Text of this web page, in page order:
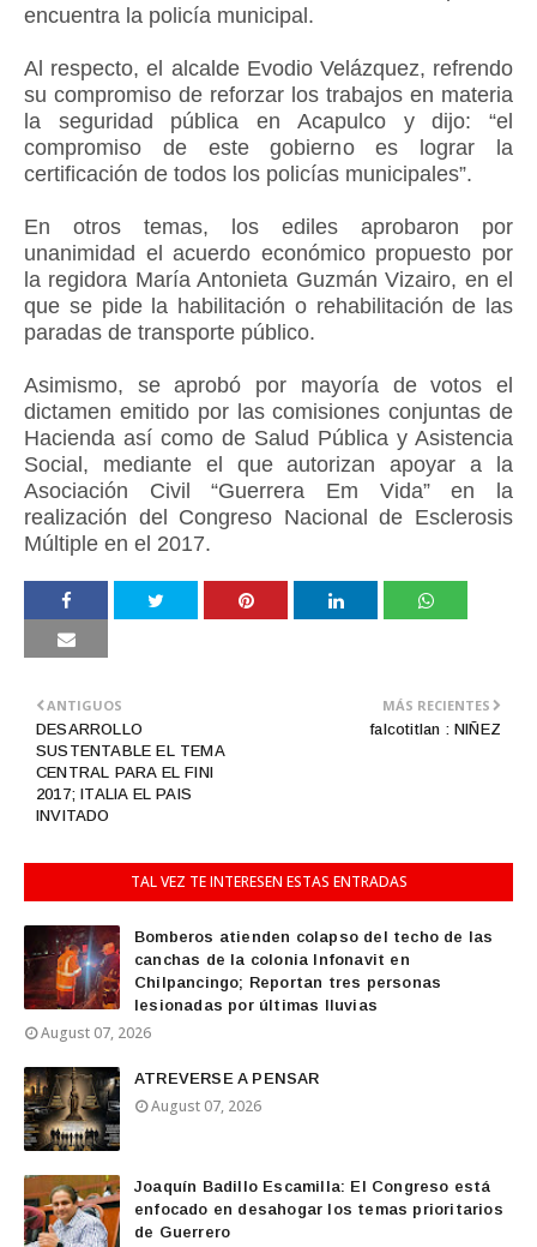
encuentra la policía municipal.
Al respecto, el alcalde Evodio Velázquez, refrendo
su compromiso de reforzar los trabajos en materia
la seguridad pública en Acapulco y dijo: “el
compromiso de este gobierno es lograr la
certificación de todos los policías municipales”.
En otros temas, los ediles aprobaron por
unanimidad el acuerdo económico propuesto por
la regidora María Antonieta Guzmán Vizairo, en el
que se pide la habilitación o rehabilitación de las
paradas de transporte público.
Asimismo, se aprobó por mayoría de votos el
dictamen emitido por las comisiones conjuntas de
Hacienda así como de Salud Pública y Asistencia
Social, mediante el que autorizan apoyar a la
Asociación Civil “Guerrera Em Vida” en la
realización del Congreso Nacional de Esclerosis
Múltiple en el 2017.
MÁS RECIENTES
falcotitlan : NIÑEZ
ANTIGUOS
DESARROLLO
SUSTENTABLE EL TEMA
CENTRAL PARA EL FINI
2017; ITALIA EL PAIS
INVITADO
TAL VEZ TE INTERESEN ESTAS ENTRADAS
Bomberos atienden colapso del techo de las
canchas de la colonia Infonavit en
Chilpancingo; Reportan tres personas
lesionadas por últimas lluvias
August 07, 2026
ATREVERSE A PENSAR
August 07, 2026
Joaquín Badillo Escamilla: El Congreso está
enfocado en desahogar los temas prioritarios
de Guerrero